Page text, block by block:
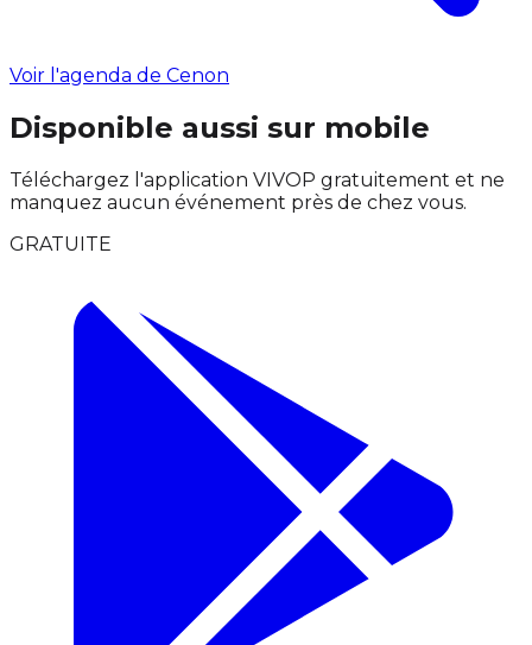
Voir l'agenda de Cenon
Disponible aussi sur mobile
Téléchargez l'application VIVOP gratuitement et ne
manquez aucun événement près de chez vous.
GRATUITE